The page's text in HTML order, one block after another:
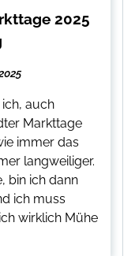
2025
ich, auch
Markttage
immer das
langweiliger.
bin ich dann
ich muss
wirklich Mühe